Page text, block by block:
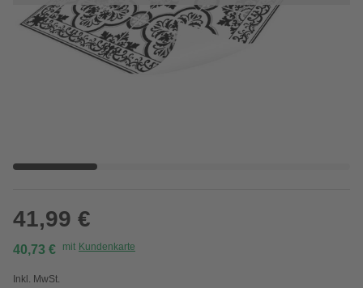
41,99 €
40,73 € mit Kundenkarte
Inkl. MwSt.